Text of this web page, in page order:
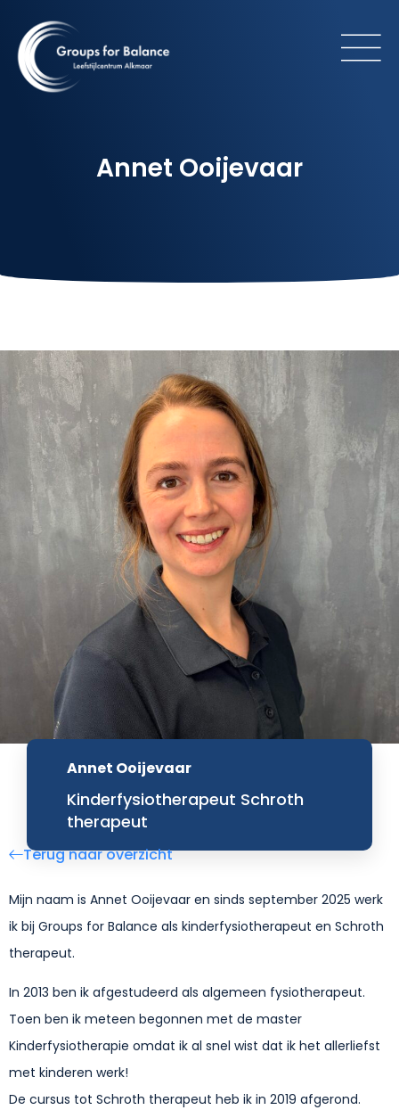
Annet Ooijevaar
Annet Ooijevaar
Kinderfysiotherapeut Schroth
therapeut
Terug naar overzicht
Mijn naam is Annet Ooijevaar en sinds september 2025 werk
ik bij Groups for Balance als kinderfysiotherapeut en Schroth
therapeut.
In 2013 ben ik afgestudeerd als algemeen fysiotherapeut.
Toen ben ik meteen begonnen met de master
Kinderfysiotherapie omdat ik al snel wist dat ik het allerliefst
met kinderen werk!
De cursus tot Schroth therapeut heb ik in 2019 afgerond.